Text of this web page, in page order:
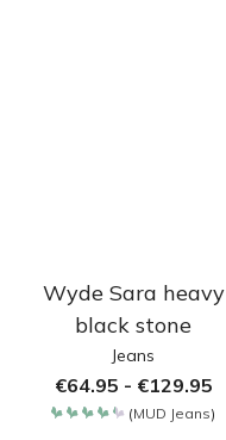
Wyde Sara heavy
black stone
Jeans
€64.95 - €129.95
(MUD Jeans)